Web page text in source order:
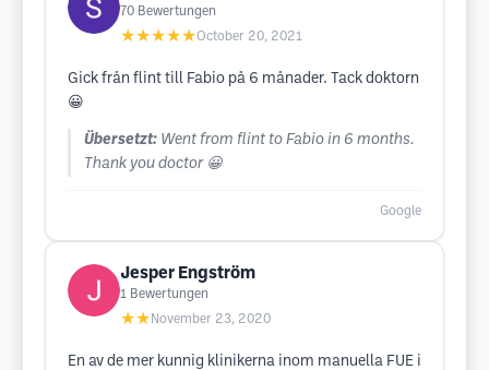
70 Bewertungen
★★★★★October 20, 2021
Gick från flint till Fabio på 6 månader. Tack doktorn
😀
Übersetzt: Went from flint to Fabio in 6 months.
Thank you doctor 😀
Google
Jesper Engström
1 Bewertungen
★★ November 23, 2020
En av de mer kunnig klinikerna inom manuella FUE i